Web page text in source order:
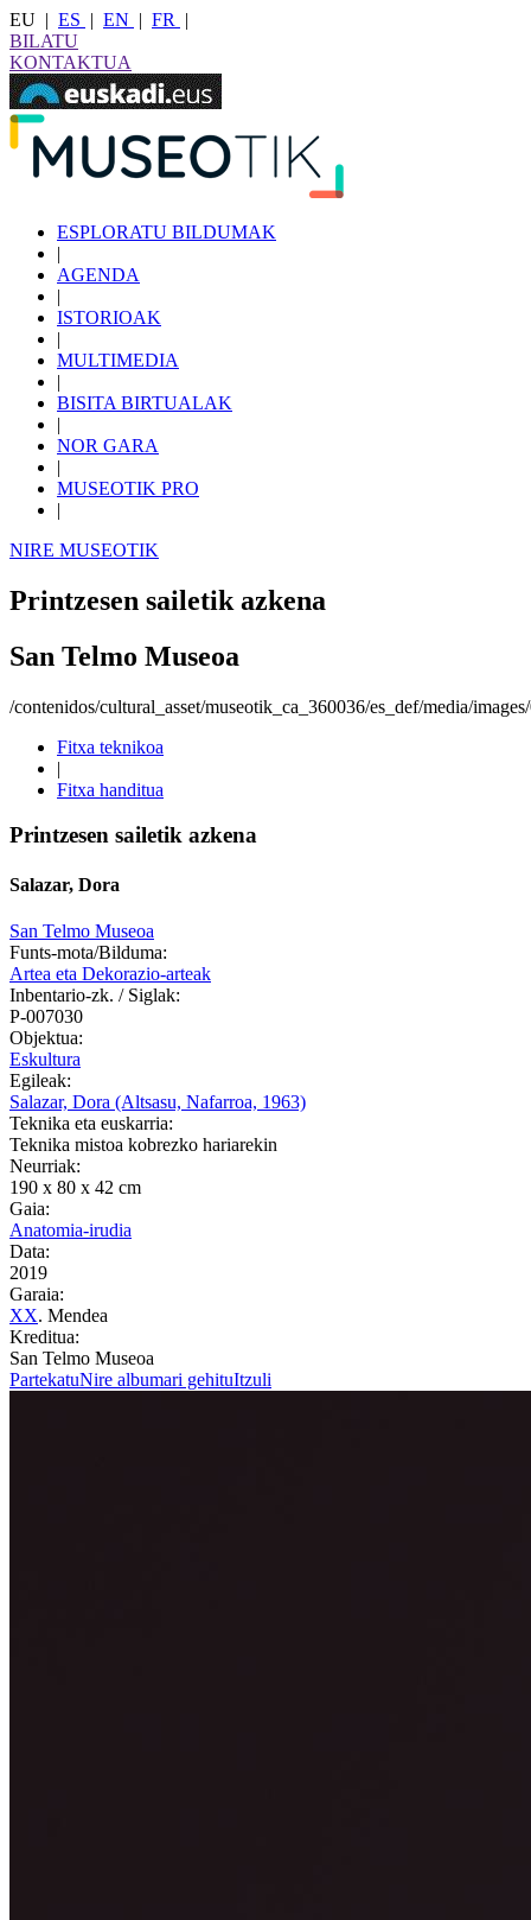
EU | ES | EN | FR
|
BILATU
KONTAKTUA
ESPLORATU BILDUMAK
|
AGENDA
|
ISTORIOAK
|
MULTIMEDIA
|
BISITA BIRTUALAK
|
NOR GARA
|
MUSEOTIK PRO
|
NIRE MUSEOTIK
Printzesen sailetik azkena
San Telmo Museoa
/contenidos/cultural_asset/museotik_ca_360036/es_def/media/
Fitxa teknikoa
|
Fitxa handitua
Printzesen sailetik azkena
Salazar, Dora
San Telmo Museoa
Funts-mota/Bilduma:
Artea eta Dekorazio-arteak
Inbentario-zk. / Siglak:
P-007030
Objektua:
Eskultura
Egileak:
Salazar, Dora (Altsasu, Nafarroa, 1963)
Teknika eta euskarria:
Teknika mistoa kobrezko hariarekin
Neurriak:
190 x 80 x 42 cm
Gaia:
Anatomia-irudia
Data:
2019
Garaia:
XX. Mendea
Kreditua:
San Telmo Museoa
PartekatuNire albumari gehituItzuli